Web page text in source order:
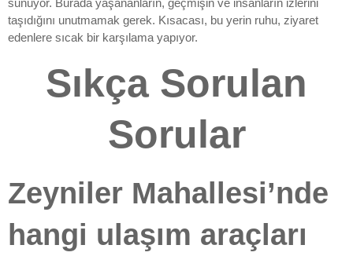
sunuyor. Burada yaşananların, geçmişin ve insanların izlerini
taşıdığını unutmamak gerek. Kısacası, bu yerin ruhu, ziyaret
edenlere sıcak bir karşılama yapıyor.
Sıkça Sorulan
Sorular
Zeyniler Mahallesi’nde
hangi ulaşım araçları